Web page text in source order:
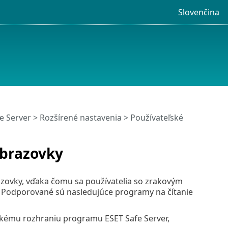
Slovenčina
Server> Rozšírené nastavenia > Používateľské
vďaka čomu sa používatelia so zrakovým
sú nasledujúce programy na čítanie
rozhraniu programu ESET Safe Server,